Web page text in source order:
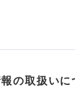
の取扱いに